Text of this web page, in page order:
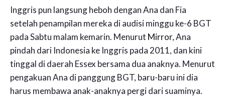
Inggris pun langsung heboh dengan Ana dan Fia
setelah penampilan mereka di audisi minggu ke-6 BGT
pada Sabtu malam kemarin. Menurut Mirror, Ana
pindah dari Indonesia ke Inggris pada 2011, dan kini
tinggal di daerah Essex bersama dua anaknya. Menurut
pengakuan Ana di panggung BGT, baru-baru ini dia
harus membawa anak-anaknya pergi dari suaminya.